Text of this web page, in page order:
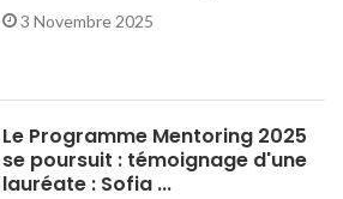
3 Novembre 2025
Le Programme Mentoring 2025
se poursuit : témoignage d'une
lauréate : Sofia ...